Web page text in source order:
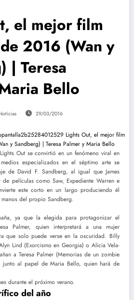
el mejor film
2016 (Wan y
| Teresa
Bello
29/03/2016
Out se convirtió en un fenómeno viral en
especializados en el séptimo arte se
de David F. Sandberg, al igual que James
películas como Saw, Expediente Warren e
este corto en un largo produciendo él
del propio Sandberg.
ya que la elegida para protagonizar el
Palmer, quien interpretará a una mujer
que solo puede verse en la oscuridad. Billy
Lind (Exorcismo en Georgia) o Alicia Vela-
a Teresa Palmer (Memorias de un zombie
junto al papel de Maria Bello, quien hará de
durante el próximo verano.
del año